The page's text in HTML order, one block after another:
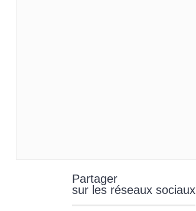
Partager
sur les réseaux sociaux